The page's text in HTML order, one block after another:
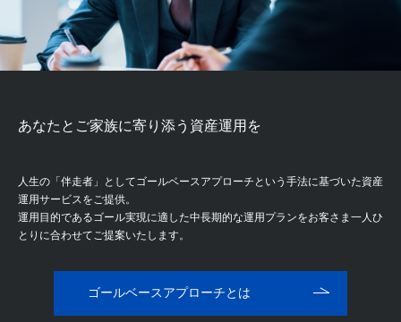
あなたとご家族に寄り添う資産運用を
人生の「伴走者」としてゴールベースアプローチという手法に基づいた資産
運用サービスをご提供。
運用目的であるゴール実現に適した中長期的な運用プランをお客さま一人ひ
とりに合わせてご提案いたします。
ゴールベースアプローチとは